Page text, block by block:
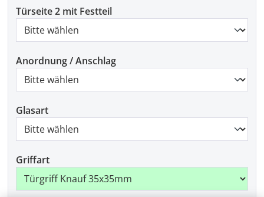
Türseite 2 mit Festteil
Anordnung / Anschlag
Glasart
Griffart